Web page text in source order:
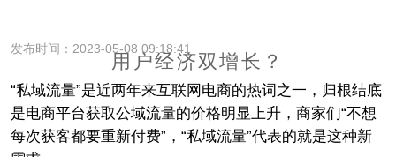
用户经济双增长？
发布时间：2023-05-08 09:18:41
“私域流量”是近两年来互联网电商的热词之一，归根结底
是电商平台获取公域流量的价格明显上升，商家们“不想
每次获客都要重新付费”，“私域流量”代表的就是这种新